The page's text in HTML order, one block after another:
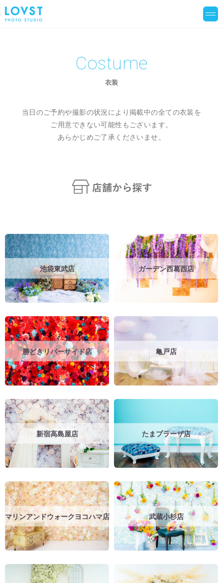
Costume
衣装
当日のご予約や撮影の状況により掲載中の全ての衣装を
ご用意できない可能性もございます。
あらかじめご了承くださいませ。
池袋東武店 ガーデン西葛西店
勝どきリバーサイド店 亀戸店
新宿高島屋店 たまプラーザ店
マリンアンドウォークヨコハマ店 武蔵小杉店